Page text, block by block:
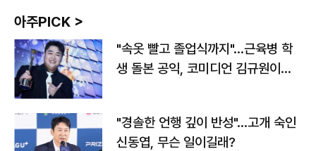
아주PICK >
"속옷 빨고 졸업식까지"…근육병 학
생 돌본 공익, 코미디언 김규원이었
"경솔한 언행 깊이 반성"…고개 숙인
신동엽, 무슨 일이길래?